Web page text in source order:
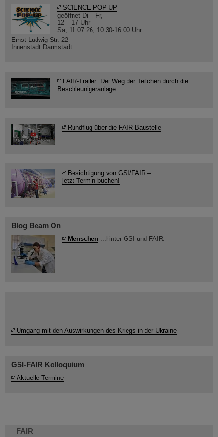
FAIR
SCIENCE POP-UP
geöffnet Di – Fr,
12 – 17 Uhr
Sa, 11.07.26, 10:30-16:00 Uhr
Ernst-Ludwig-Str. 22
Innenstadt Darmstadt
FAIR-Trailer: Der Weg der Teilchen durch die
Beschleunigeranlage
Rundflug über die FAIR-Baustelle
Besichtigung von GSI/FAIR –
jetzt Termin buchen!
Blog Beam On
Menschen ...hinter GSI und FAIR.
Umgang mit den Auswirkungen des Kriegs in der Ukraine
GSI-FAIR Kolloquium
Aktuelle Termine